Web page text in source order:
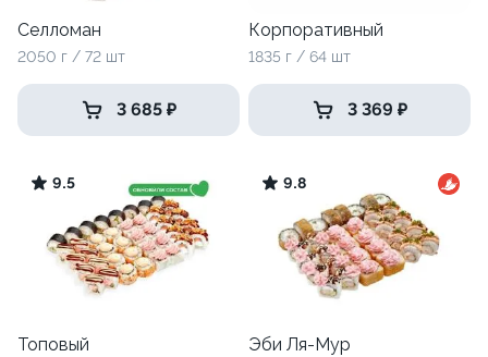
Селломан
2050 г / 72 шт
3 685 ₽
Корпоративный
1835 г / 64 шт
3 369 ₽
9.5
Топовый
9.8
Эби Ля-Мур